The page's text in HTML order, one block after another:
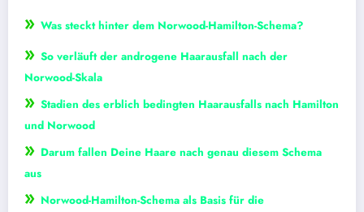
» Was steckt hinter dem Norwood-Hamilton-Schema?
» So verläuft der androgene Haarausfall nach der
Norwood-Skala
» Stadien des erblich bedingten Haarausfalls nach Hamilton
und Norwood
» Darum fallen Deine Haare nach genau diesem Schema
aus
» Norwood-Hamilton-Schema als Basis für die